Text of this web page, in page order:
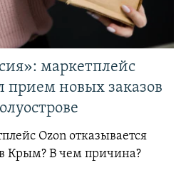
маркетплейс
прием новых заказов
Ozon отказывается
Крым? В чем причина?